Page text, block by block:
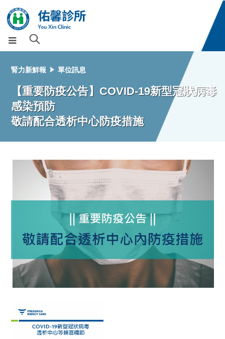
腎力新鮮報 單位訊息
【重要防疫公告】COVID-19新型冠狀病毒
感染預防
敬請配合透析中心防疫措施